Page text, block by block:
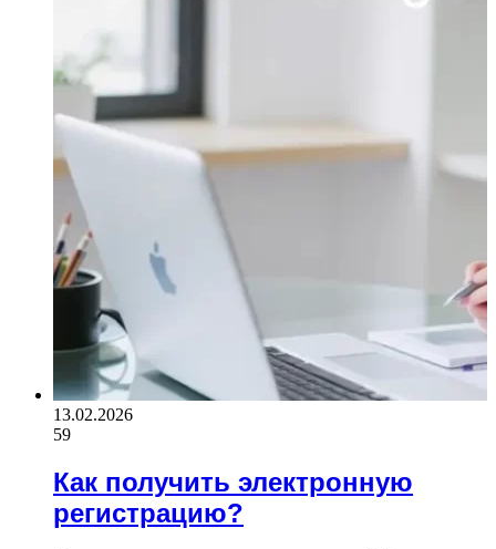
13.02.2026
59
Как получить электронную
регистрацию?